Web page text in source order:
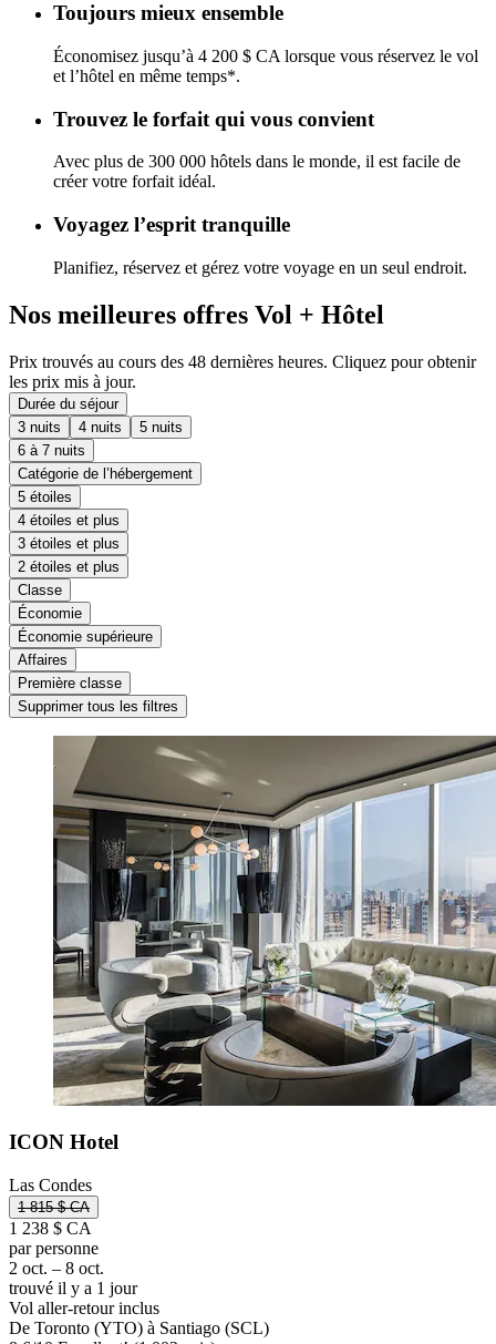
Toujours mieux ensemble
Économisez jusqu’à 4 200 $ CA lorsque vous réservez le vol
et l’hôtel en même temps*.
Trouvez le forfait qui vous convient
Avec plus de 300 000 hôtels dans le monde, il est facile de
créer votre forfait idéal.
Voyagez l’esprit tranquille
Planifiez, réservez et gérez votre voyage en un seul endroit.
Nos meilleures offres Vol + Hôtel
Prix trouvés au cours des 48 dernières heures. Cliquez pour obtenir
les prix mis à jour.
Durée du séjour
3 nuits
4 nuits
5 nuits
6 à 7 nuits
Catégorie de l’hébergement
5 étoiles
4 étoiles et plus
3 étoiles et plus
2 étoiles et plus
Classe
Économie
Économie supérieure
Affaires
Première classe
Supprimer tous les filtres
ICON Hotel
Las Condes
1 815 $ CA
1 238 $ CA
par personne
2 oct. – 8 oct.
trouvé il y a 1 jour
Vol aller-retour inclus
De Toronto (YTO) à Santiago (SCL)